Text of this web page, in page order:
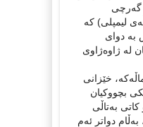
گەرچی
لیمپلی) کە
بە دوای
لە ژاوەژاوی
خێزانی
بچووکیان
بەتاڵی
دواتر ئەم